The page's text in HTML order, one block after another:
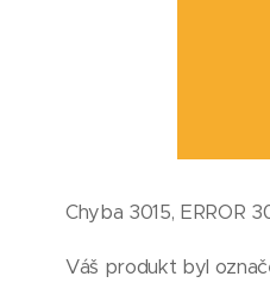
Chyba 3015, ERROR
Váš produkt byl